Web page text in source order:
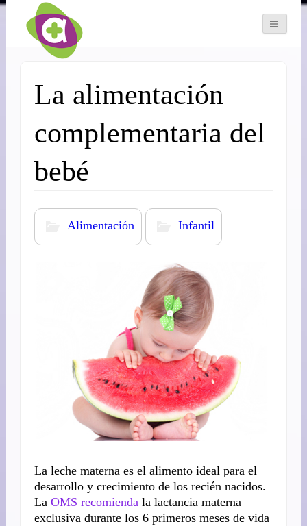
La alimentación
complementaria del
bebé
Alimentación Infantil
La leche materna es el alimento ideal para el
desarrollo y crecimiento de los recién nacidos.
La OMS recomiendala lactancia materna
exclusiva durante los 6 primeros meses de vida